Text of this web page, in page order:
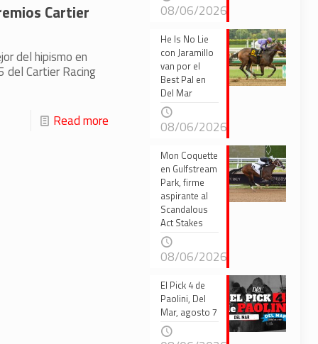
Cartier
del hipismo en
del Cartier Racing
Read more
08/06/2026
He Is No Lie
con Jaramillo
van por el
Best Pal en
Del Mar
08/06/2026
Mon Coquette
en Gulfstream
Park, firme
aspirante al
Scandalous
Act Stakes
08/06/2026
El Pick 4 de
Paolini, Del
Mar, agosto 7